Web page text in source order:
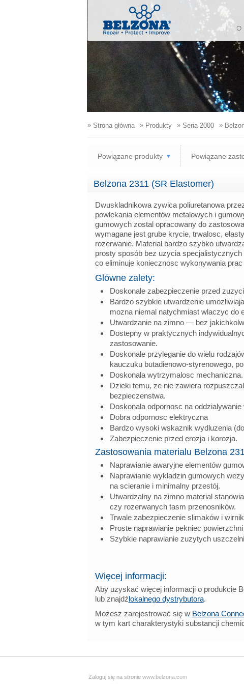
»Strona główna »Produkty »Seria 2000 »
Powiązane produkty Powiązane
Belzona 2311 (SR Elastomer)
Dwuskladnikowa zywica poliuretanowa
powlekania elementów metalowych i
gumowych zostal opracowany do
wymagane jest grube krycie, trwalosc,
rozerwanie. Material bardzo szybko
prosty sposób bez uzycia
co eliminuje koniecznosc wykonywania
Glówne zalety:
Doskonale zabezpieczenie przed
Bardzo szybkie utwardzenie
mozna niemal natychmiast wlaczyc do
Utwardzanie na zimno — bez
Dostepny w praktycznych
zastosowanie.
Doskonale przyleganie do wielu
kauczuku butadienowo-styrenowego,
Doskonala wytrzymalosc mechaniczna.
Dzieki temu, ze nie zawiera
bezpieczenstwa.
Doskonala odpornosc na
Dobra odpornosc elektryczna
Bardzo wysoki wskaznik wydluzenia
Zabezpieczenie przed erozja i korozja.
Zastosowania materialu Belzona
Naprawianie awaryjne elementów
Naprawianie wykladzin gumowych
na scieranie i minimalny przestój.
Utwardzalny na zimno material
czy rozerwanych tasm przenosników.
Trwale zabezpieczenie slimaków i
Proste naprawianie pekniec
Szybkie naprawianie zuzytych
Więcej informacji:
Aby uzyskać więcej informacji o produkcie
lub znajdźlokalnego dystrybutora.
Możesz zarejestrować się w Belzona
w tym kart charakterystyki substancji
Zaloguj się na stronie www.belzona.com